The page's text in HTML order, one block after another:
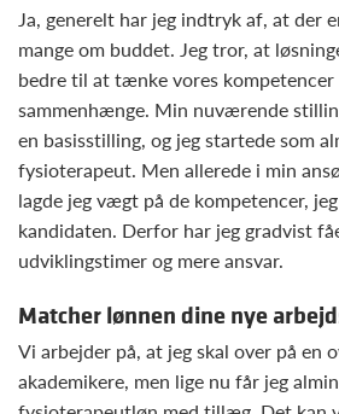
Ja, generelt har jeg indtryk af, at der
mange om buddet. Jeg tror, at
bedre til at tænke vores kompetencer
sammenhænge. Min nuværende
en basisstilling, og jeg startede som
fysioterapeut. Men allerede i min
lagde jeg vægt på de kompetencer,
kandidaten. Derfor har jeg gradvist
udviklingstimer og mere ansvar.
Matcher lønnen dine nye
Vi arbejder på, at jeg skal over på en
akademikere, men lige nu får jeg